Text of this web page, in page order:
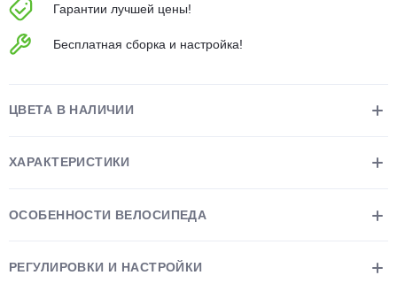
Гарантии лучшей цены!
Бесплатная сборка и настройка!
ЦВЕТА В НАЛИЧИИ
ХАРАКТЕРИСТИКИ
ОСОБЕННОСТИ ВЕЛОСИПЕДА
РЕГУЛИРОВКИ И НАСТРОЙКИ